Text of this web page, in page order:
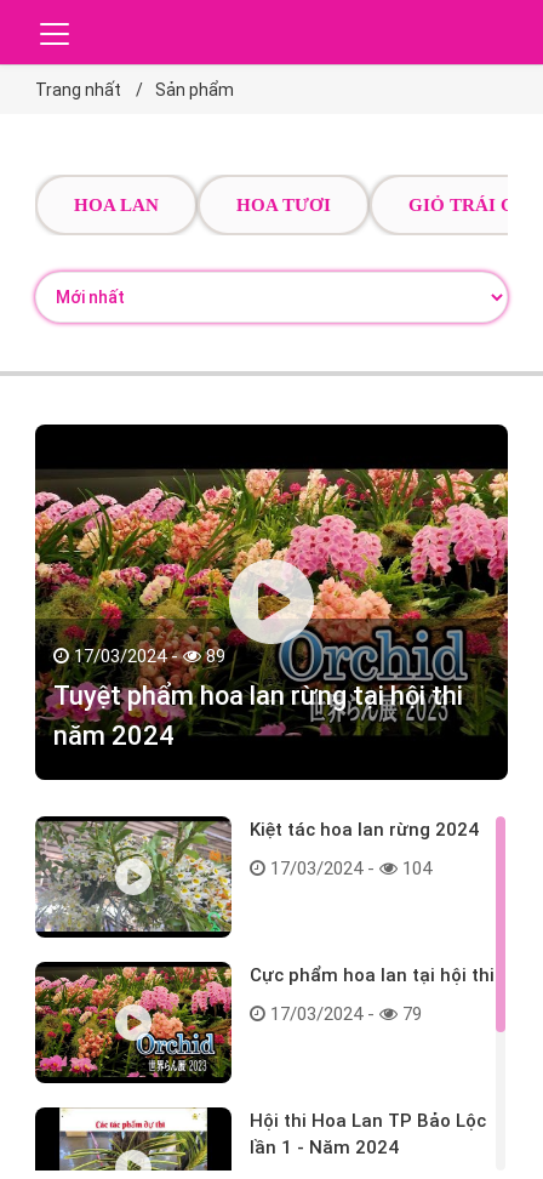
Trang nhất Sản phẩm
HOA LAN HOA TƯƠI GIỎ TRÁI CÂY
17/03/2024 - 89
Tuyệt phẩm hoa lan rừng tại hội thi
năm 2024
Kiệt tác hoa lan rừng 2024
17/03/2024 -
104
Cực phẩm hoa lan tại hội thi
17/03/2024 -
79
Hội thi Hoa Lan TP Bảo Lộc
lần 1 - Năm 2024